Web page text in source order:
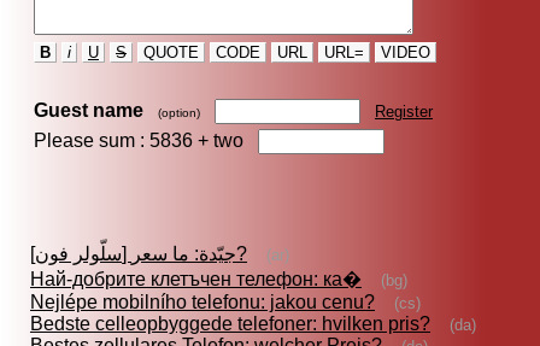
B i U S QUOTE CODE URL URL= VIDEO
Guest name (option) Register
Please sum : 5836 + two
[سلّولر فون] جيّدة: ما سعر? (ar)
Най-добрите клетъчен телефон: ка� (bg)
Nejlépe mobilního telefonu: jakou cenu? (cs)
Bedste celleopbyggede telefoner: hvilken pris? (da)